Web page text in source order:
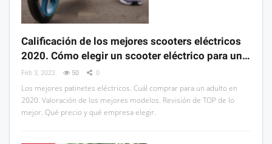
Calificación de los mejores scooters eléctricos
2020. Cómo elegir un scooter eléctrico para un…
Feb 3, 2022 50 0
Los mejores patinetes eléctricos. Cuál comprar para un adulto en
2020. Valoración de los mejores modelos. Revisión de TOP de lo
mejor. Qué precio y qué empresa elegir.